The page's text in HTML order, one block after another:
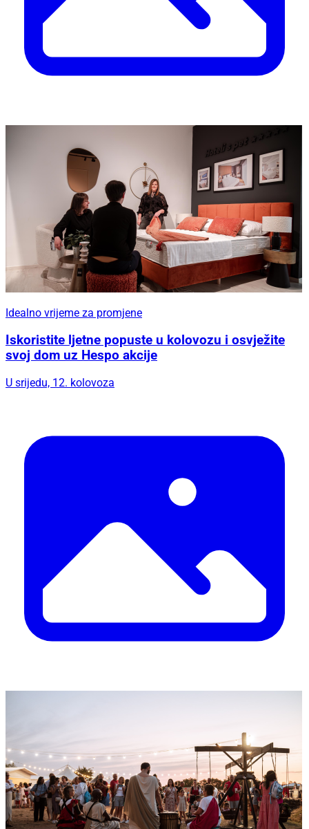
Idealno vrijeme za promjene
Iskoristite ljetne popuste u kolovozu i osvježite
svoj dom uz Hespo akcije
U srijedu, 12. kolovoza